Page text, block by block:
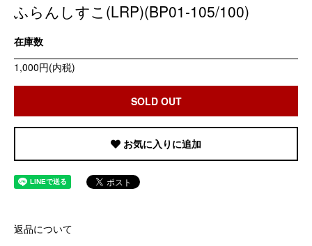
ふらんしすこ(LRP)(BP01-105/100)
在庫数
1,000円(内税)
SOLD OUT
お気に入りに追加
返品について